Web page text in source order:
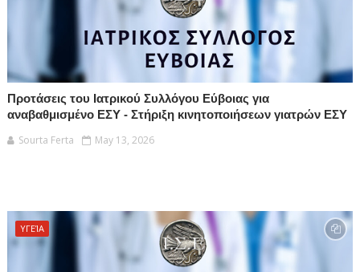
Προτάσεις του Ιατρικού Συλλόγου Εύβοιας για
αναβαθμισμένο ΕΣΥ - Στήριξη κινητοποιήσεων γιατρών ΕΣΥ
Sourta Ferta
May 13, 2026
ΥΓΕΊΑ